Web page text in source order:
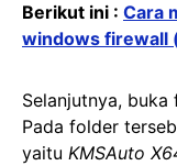
Berikut ini : Cara
windows firewall
Selanjutnya,
Pada folder
yaitu KMSAuto